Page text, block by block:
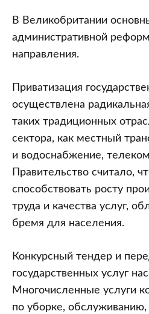
В Великобритании
административной
направления.
Приватизация
осуществлена
таких традиционных
сектора, как местный
и водоснабжение,
Правительство считало,
способствовать росту
труда и качества услуг,
бремя для населения.
Конкурсный тендер и
государственных услуг
Многочисленные услуги
по уборке, обслуживанию,